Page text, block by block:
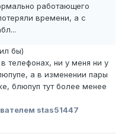
работающего
времени, а с
бы)
телефонах, ни у меня ни у
а в изменении пары
блюпуп тут более менее
stas51447